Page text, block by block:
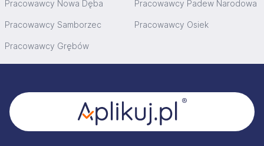
Pracowawcy Nowa Dęba Pracowawcy Padew Narodowa
Pracowawcy Samborzec Pracowawcy Osiek
Pracowawcy Grębów